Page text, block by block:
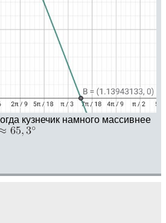
кузнечик намного массивнее